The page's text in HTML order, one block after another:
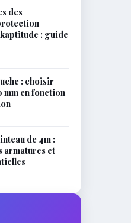
des
: guide
: choisir
mm en fonction
de 4m :
armatures et